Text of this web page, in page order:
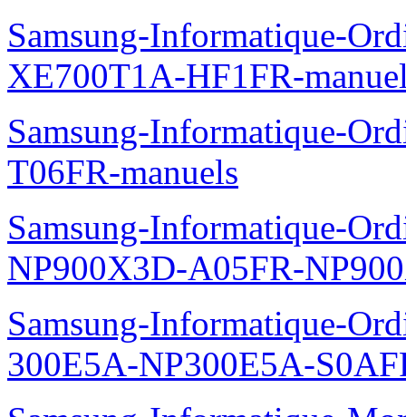
Samsung-Informatique-
XE700T1A-HF1FR-
Samsung-Informatique-
T06FR-manuels
Samsung-Informatique-
NP900X3D-A05FR-
Samsung-Informatique-
300E5A-NP300E5A-